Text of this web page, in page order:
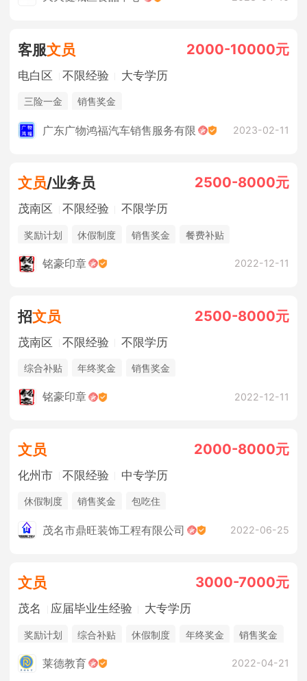
客服文员 2000-10000元
电白区 不限经验 大专学历
三险一金 销售奖金
广东广物鸿福汽车销售服务有限 2023-02-11
文员/业务员 2500-8000元
茂南区 不限经验 不限学历
奖励计划 休假制度 销售奖金 餐费补贴
铭豪印章 2022-12-11
招文员 2500-8000元
茂南区 不限经验 不限学历
综合补贴 年终奖金 销售奖金
铭豪印章 2022-12-11
文员 2000-8000元
化州市 不限经验 中专学历
休假制度 销售奖金 包吃住
茂名市鼎旺装饰工程有限公司 2022-06-25
文员 3000-7000元
茂名 应届毕业生经验 大专学历
奖励计划 综合补贴 休假制度 年终奖金 销售奖金
莱德教育 2022-04-21